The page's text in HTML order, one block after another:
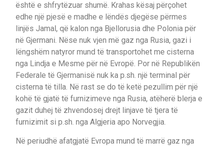
është e shfrytëzuar shumë. Krahas kësaj përçohet
edhe një pjesë e madhe e lëndës djegëse përmes
linjës Jamal, që kalon nga Bjellorusia dhe Polonia për
në Gjermani. Nëse nuk vjen më gaz nga Rusia, gazi i
lëngshëm natyror mund të transportohet me cisterna
nga Lindja e Mesme për në Evropë. Por në Republikën
Federale të Gjermanisë nuk ka p.sh. një terminal për
cisterna të tilla. Në rast se do të ketë pezullim për një
kohë të gjatë të furnizimeve nga Rusia, atëherë blerja e
gazit duhej të zhvendosej drejt linjave të tjera të
furnizimit si p.sh. nga Algjeria apo Norvegjia.
Në periudhë afatgjatë Evropa mund të marrë gaz nga